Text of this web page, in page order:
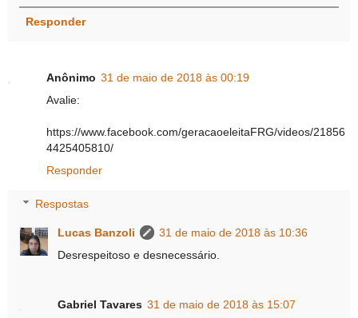
Responder
Anônimo 31 de maio de 2018 às 00:19
Avalie:
https://www.facebook.com/geracaoeleitaFRG/videos/21856
4425405810/
Responder
Respostas
Lucas Banzoli
31 de maio de 2018 às 10:36
Desrespeitoso e desnecessário.
Gabriel Tavares 31 de maio de 2018 às 15:07